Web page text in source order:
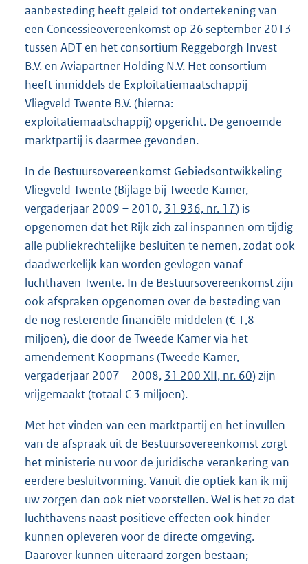
aanbesteding heeft geleid tot ondertekening van
een Concessieovereenkomst op 26 september 2013
tussen ADT en het consortium Reggeborgh Invest
B.V. en Aviapartner Holding N.V. Het consortium
heeft inmiddels de Exploitatiemaatschappij
Vliegveld Twente B.V. (hierna:
exploitatiemaatschappij) opgericht. De genoemde
marktpartij is daarmee gevonden.
In de Bestuursovereenkomst Gebiedsontwikkeling
Vliegveld Twente (Bijlage bij Tweede Kamer,
vergaderjaar 2009 – 2010, 31 936, nr. 17) is
opgenomen dat het Rijk zich zal inspannen om tijdig
alle publiekrechtelijke besluiten te nemen, zodat ook
daadwerkelijk kan worden gevlogen vanaf
luchthaven Twente. In de Bestuursovereenkomst zijn
ook afspraken opgenomen over de besteding van
de nog resterende financiële middelen (€ 1,8
miljoen), die door de Tweede Kamer via het
amendement Koopmans (Tweede Kamer,
vergaderjaar 2007 – 2008, 31 200 XII, nr. 60) zijn
vrijgemaakt (totaal € 3 miljoen).
Met het vinden van een marktpartij en het invullen
van de afspraak uit de Bestuursovereenkomst zorgt
het ministerie nu voor de juridische verankering van
eerdere besluitvorming. Vanuit die optiek kan ik mij
uw zorgen dan ook niet voorstellen. Wel is het zo dat
luchthavens naast positieve effecten ook hinder
kunnen opleveren voor de directe omgeving.
Daarover kunnen uiteraard zorgen bestaan;